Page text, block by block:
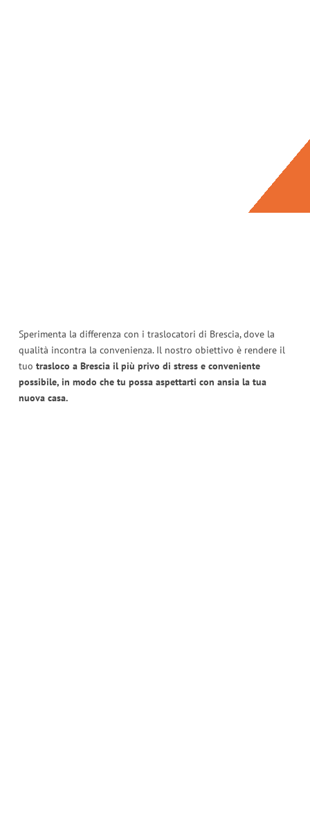
Sperimenta la differenza con i traslocatori di Brescia, dove la
qualità incontra la convenienza. Il nostro obiettivo è rendere il
tuo trasloco a Brescia il più privo di stress e conveniente
possibile, in modo che tu possa aspettarti con ansia la tua
nuova casa.